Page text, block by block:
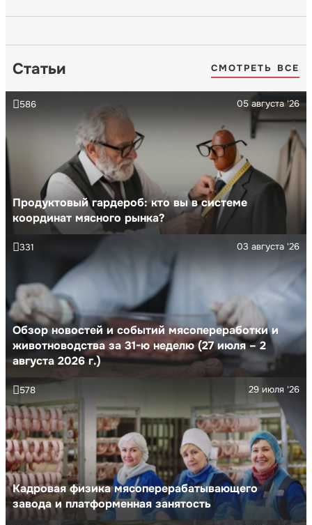
Статьи СМОТРЕТЬ ВСЕ
Продуктовый гардероб: кто вы в системе
координат мясного рынка?
05 августа '26
586
Обзор новостей и событий мясопереработки и
животноводства за 31-ю неделю (27 июля – 2
августа 2026 г.)
03 августа '26
331
Кадровая физика мясоперерабатывающего
завода и платформенная занятость
29 июля '26
578